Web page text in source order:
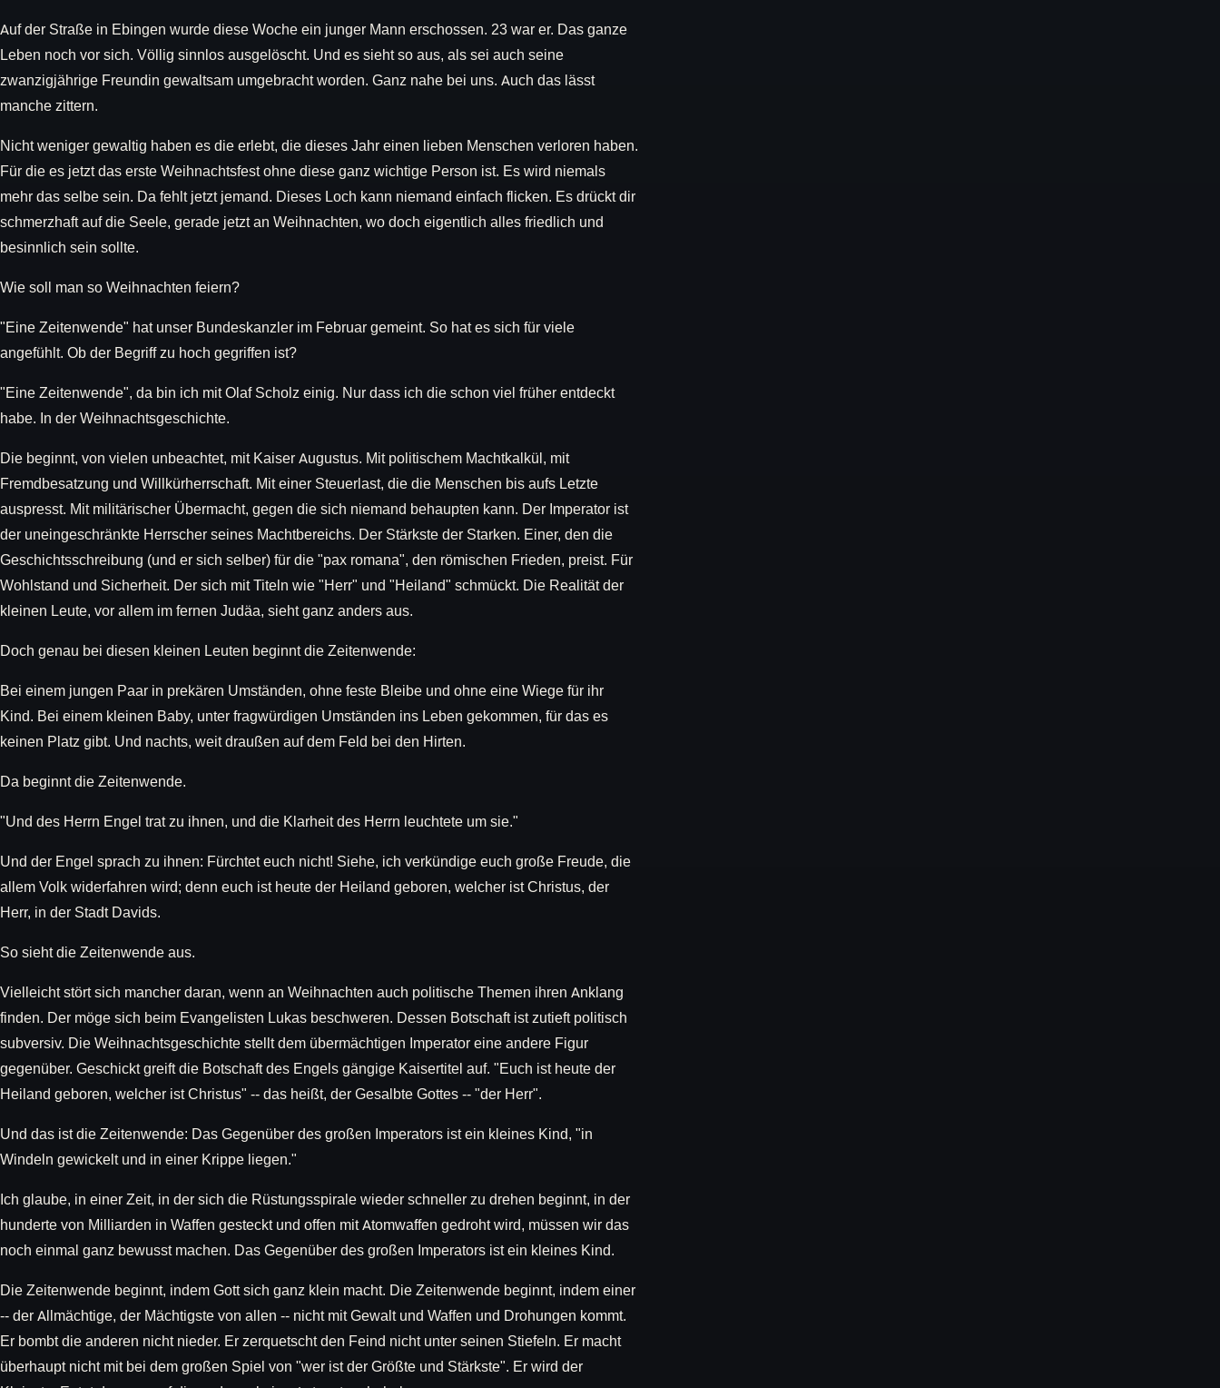
Auf der Straße in Ebingen wurde diese Woche ein junger Mann erschossen. 23 war er. Das ganze
Leben noch vor sich. Völlig sinnlos ausgelöscht. Und es sieht so aus, als sei auch seine
zwanzigjährige Freundin gewaltsam umgebracht worden. Ganz nahe bei uns. Auch das lässt
manche zittern.
Nicht weniger gewaltig haben es die erlebt, die dieses Jahr einen lieben Menschen verloren haben.
Für die es jetzt das erste Weihnachtsfest ohne diese ganz wichtige Person ist. Es wird niemals
mehr das selbe sein. Da fehlt jetzt jemand. Dieses Loch kann niemand einfach flicken. Es drückt dir
schmerzhaft auf die Seele, gerade jetzt an Weihnachten, wo doch eigentlich alles friedlich und
besinnlich sein sollte.
Wie soll man so Weihnachten feiern?
"Eine Zeitenwende" hat unser Bundeskanzler im Februar gemeint. So hat es sich für viele
angefühlt. Ob der Begriff zu hoch gegriffen ist?
"Eine Zeitenwende", da bin ich mit Olaf Scholz einig. Nur dass ich die schon viel früher entdeckt
habe. In der Weihnachtsgeschichte.
Die beginnt, von vielen unbeachtet, mit Kaiser Augustus. Mit politischem Machtkalkül, mit
Fremdbesatzung und Willkürherrschaft. Mit einer Steuerlast, die die Menschen bis aufs Letzte
auspresst. Mit militärischer Übermacht, gegen die sich niemand behaupten kann. Der Imperator ist
der uneingeschränkte Herrscher seines Machtbereichs. Der Stärkste der Starken. Einer, den die
Geschichtsschreibung (und er sich selber) für die "pax romana", den römischen Frieden, preist. Für
Wohlstand und Sicherheit. Der sich mit Titeln wie "Herr" und "Heiland" schmückt. Die Realität der
kleinen Leute, vor allem im fernen Judäa, sieht ganz anders aus.
Doch genau bei diesen kleinen Leuten beginnt die Zeitenwende:
Bei einem jungen Paar in prekären Umständen, ohne feste Bleibe und ohne eine Wiege für ihr
Kind. Bei einem kleinen Baby, unter fragwürdigen Umständen ins Leben gekommen, für das es
keinen Platz gibt. Und nachts, weit draußen auf dem Feld bei den Hirten.
Da beginnt die Zeitenwende.
"Und des Herrn Engel trat zu ihnen, und die Klarheit des Herrn leuchtete um sie."
Und der Engel sprach zu ihnen: Fürchtet euch nicht! Siehe, ich verkündige euch große Freude, die
allem Volk widerfahren wird; denn euch ist heute der Heiland geboren, welcher ist Christus, der
Herr, in der Stadt Davids.
So sieht die Zeitenwende aus.
Vielleicht stört sich mancher daran, wenn an Weihnachten auch politische Themen ihren Anklang
finden. Der möge sich beim Evangelisten Lukas beschweren. Dessen Botschaft ist zutieft politisch
subversiv. Die Weihnachtsgeschichte stellt dem übermächtigen Imperator eine andere Figur
gegenüber. Geschickt greift die Botschaft des Engels gängige Kaisertitel auf. "Euch ist heute der
Heiland geboren, welcher ist Christus" -- das heißt, der Gesalbte Gottes -- "der Herr".
Und das ist die Zeitenwende: Das Gegenüber des großen Imperators ist ein kleines Kind, "in
Windeln gewickelt und in einer Krippe liegen."
Ich glaube, in einer Zeit, in der sich die Rüstungsspirale wieder schneller zu drehen beginnt, in der
hunderte von Milliarden in Waffen gesteckt und offen mit Atomwaffen gedroht wird, müssen wir das
noch einmal ganz bewusst machen. Das Gegenüber des großen Imperators ist ein kleines Kind.
Die Zeitenwende beginnt, indem Gott sich ganz klein macht. Die Zeitenwende beginnt, indem einer
-- der Allmächtige, der Mächtigste von allen -- nicht mit Gewalt und Waffen und Drohungen kommt.
Er bombt die anderen nicht nieder. Er zerquetscht den Feind nicht unter seinen Stiefeln. Er macht
überhaupt nicht mit bei dem großen Spiel von "wer ist der Größte und Stärkste". Er wird der